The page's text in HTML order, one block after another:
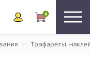
0
Трафареты,